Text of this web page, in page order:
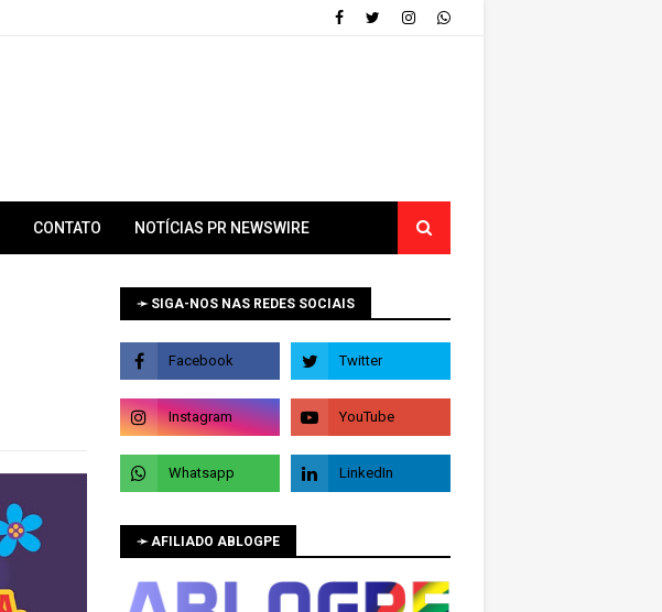
CONTATO NOTÍCIAS PR NEWSWIRE
➛ SIGA-NOS NAS REDES SOCIAIS
➛ AFILIADO ABLOGPE